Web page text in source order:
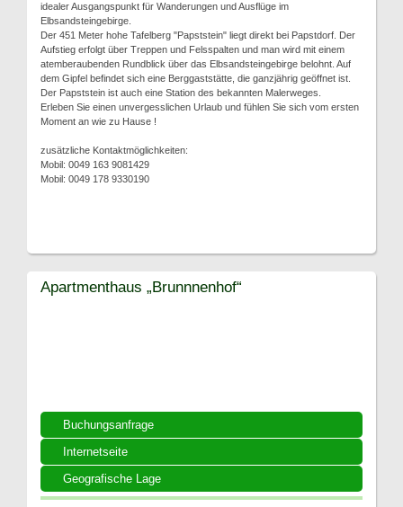
idealer Ausgangspunkt für Wanderungen und Ausflüge im
Elbsandsteingebirge.
Der 451 Meter hohe Tafelberg "Papststein" liegt direkt bei Papstdorf. Der
Aufstieg erfolgt über Treppen und Felsspalten und man wird mit einem
atemberaubenden Rundblick über das Elbsandsteingebirge belohnt. Auf
dem Gipfel befindet sich eine Berggaststätte, die ganzjährig geöffnet ist.
Der Papststein ist auch eine Station des bekannten Malerweges.
Erleben Sie einen unvergesslichen Urlaub und fühlen Sie sich vom ersten
Moment an wie zu Hause !
zusätzliche Kontaktmöglichkeiten:
Mobil: 0049 163 9081429
Mobil: 0049 178 9330190
Buchungsanfrage
Internetseite
Geografische Lage
Apartmenthaus „Brunnnenhof“